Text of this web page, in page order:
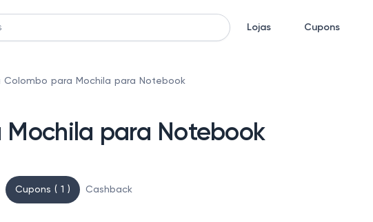
Lojas Cupons
Colombo para Mochila para Notebook
para Notebook
Cupons ( 1 ) Cashback